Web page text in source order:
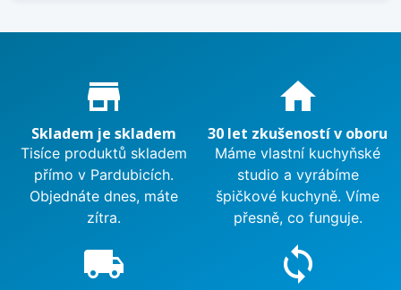
Proč nakupovat u nás?
store_mall_directory
Skladem je skladem
Tisíce produktů skladem
přímo v Pardubicích.
Objednáte dnes, máte
zítra.
home
30 let zkušeností v oboru
Máme vlastní kuchyňské
studio a vyrábíme
špičkové kuchyně. Víme
přesně, co funguje.
local_shipping sync